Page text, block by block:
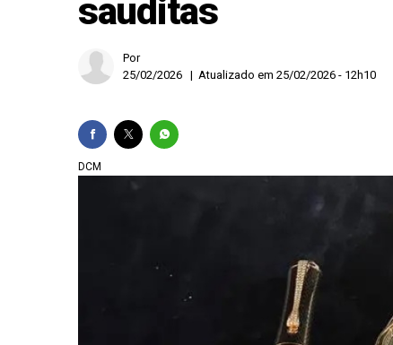
Em decisão
sauditas
Por
25/02/2026 | Atualizado em 25/02/2026 - 12h10
DCM